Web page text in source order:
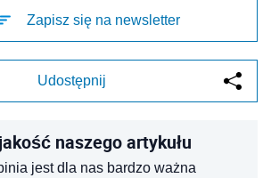
Zapisz się na newsletter
Udostępnij
naszego artykułu
jest dla nas bardzo ważna